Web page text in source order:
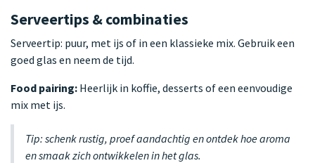
Serveertips & combinaties
Serveertip: puur, met ijs of in een klassieke mix. Gebruik een
goed glas en neem de tijd.
Food pairing: Heerlijk in koffie, desserts of een eenvoudige
mix met ijs.
Tip: schenk rustig, proef aandachtig en ontdek hoe aroma
en smaak zich ontwikkelen in het glas.